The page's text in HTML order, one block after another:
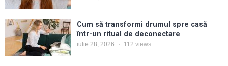
Cum să transformi drumul spre casă
într-un ritual de deconectare
iulie 28, 2026 112 views